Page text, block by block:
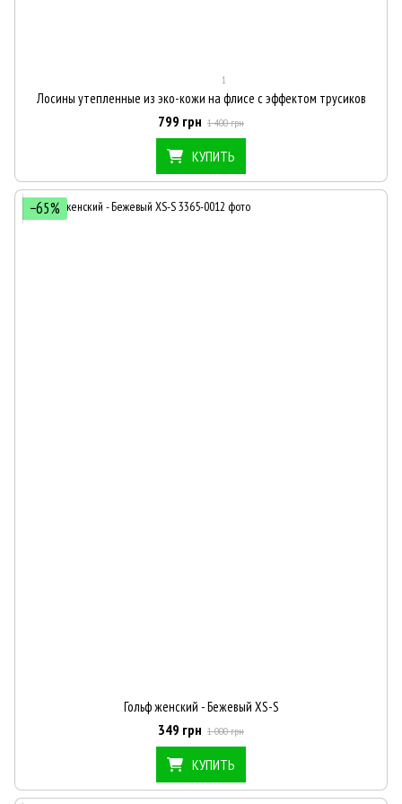
1
Лосины утепленные из эко-кожи на флисе с эффектом трусиков
799 грн 1 400 грн
КУПИТЬ
−65%
Гольф женский - Бежевый XS-S
349 грн 1 000 грн
КУПИТЬ